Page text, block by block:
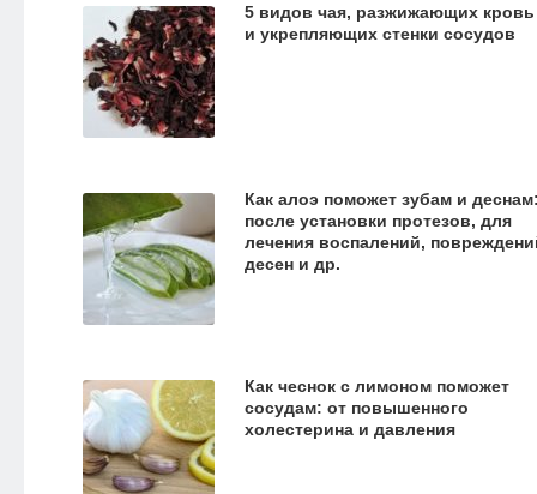
5 видов чая, разжижающих кровь
и укрепляющих стенки сосудов
Как алоэ поможет зубам и
после установки протезов, для
лечения воспалений,
десен и др.
Как чеснок с лимоном поможет
сосудам: от повышенного
холестерина и давления